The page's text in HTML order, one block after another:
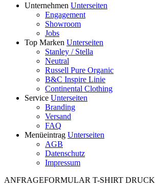
Unternehmen Unterseiten
Engagement
Showroom
Jobs
Top Marken Unterseiten
Stanley / Stella
Neutral
Russell Pure Organic
B&C Inspire Linie
Continental Clothing
Service Unterseiten
Branding
Versand
FAQ
Menüeintrag Unterseiten
AGB
Datenschutz
Impressum
ANFRAGEFORMULAR T-SHIRT DRUCK